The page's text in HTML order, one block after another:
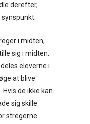
derefter,
i midten,
sig i midten.
eleverne i
at blive
de ikke kan
sig skille
stregerne